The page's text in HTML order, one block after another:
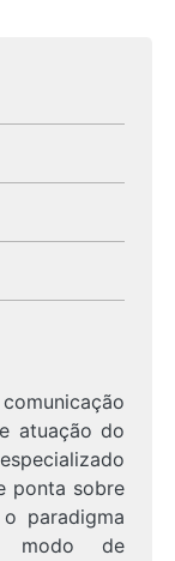
atuação do
ponta sobre
paradigma
modo de